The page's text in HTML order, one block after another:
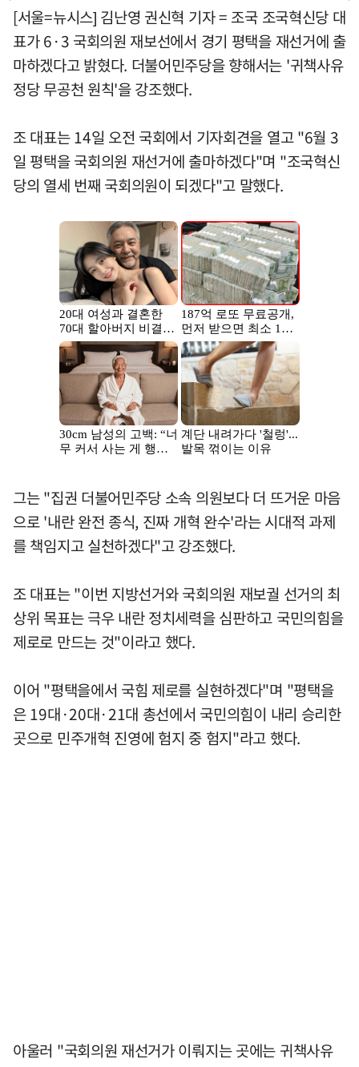
[서울=뉴시스] 김난영 권신혁 기자 = 조국 조국혁신당 대
표가 6·3 국회의원 재보선에서 경기 평택을 재선거에 출
마하겠다고 밝혔다. 더불어민주당을 향해서는 '귀책사유
정당 무공천 원칙'을 강조했다.
조 대표는 14일 오전 국회에서 기자회견을 열고 "6월 3
일 평택을 국회의원 재선거에 출마하겠다"며 "조국혁신
당의 열세 번째 국회의원이 되겠다"고 말했다.
그는 "집권 더불어민주당 소속 의원보다 더 뜨거운 마음
으로 '내란 완전 종식, 진짜 개혁 완수'라는 시대적 과제
를 책임지고 실천하겠다"고 강조했다.
조 대표는 "이번 지방선거와 국회의원 재보궐 선거의 최
상위 목표는 극우 내란 정치세력을 심판하고 국민의힘을
제로로 만드는 것"이라고 했다.
이어 "평택을에서 국힘 제로를 실현하겠다"며 "평택을
은 19대·20대·21대 총선에서 국민의힘이 내리 승리한
곳으로 민주개혁 진영에 험지 중 험지"라고 했다.
아울러 "국회의원 재선거가 이뤄지는 곳에는 귀책사유